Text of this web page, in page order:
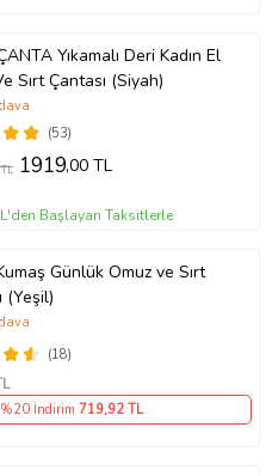
Yıkamalı Deri Kadın El
Sırt Çantası (Siyah)
(53)
1919,00 TL
Başlayan Taksitlerle
Günlük Omuz ve Sırt
(Yeşil)
(18)
%20 İndirim 719,92 TL